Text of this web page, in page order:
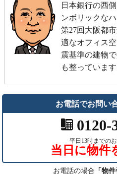
日本銀行の西
ンボリックな
第27回大阪都
適なオフィス
震基準の建物
も整っています
お電話でお問い
0120-
平日13時までの
当日に物件
お電話の場合 「物